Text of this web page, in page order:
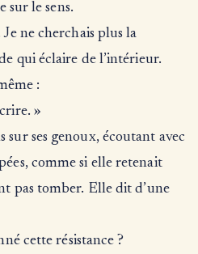
sur le sens.
Je ne cherchais plus la
qui éclaire de l’intérieur.
:
»
sur ses genoux, écoutant avec
comme si elle retenait
pas tomber. Elle dit d’une
cette résistance ?